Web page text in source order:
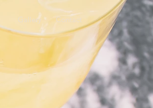
Gallery Contact